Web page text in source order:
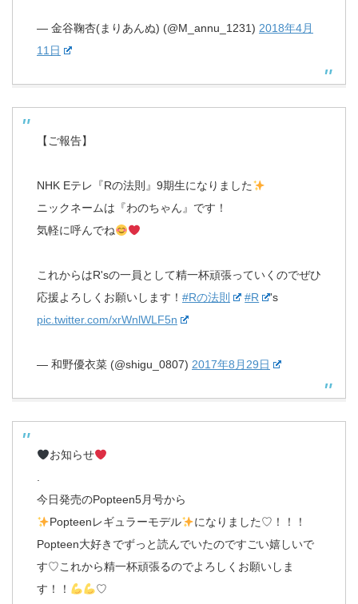
— 金谷鞠杏(まりあんぬ) (@M_annu_1231) 2018年4月
11日
【ご報告】
NHK Eテレ『Rの法則』9期生になりました
ニックネームは『わのちゃん』です！
気軽に呼んでね
これからはR'sの一員として精一杯頑張っていくのでぜひ
応援よろしくお願いします！ #Rの法則 #R
's
pic.twitter.com/xrWnlWLF5n
— 和野優衣菜 (@shigu_0807) 2017年8月29日
お知らせ
今日発売のPopteen5月号から
Popteenレギュラーモデル
になりました♡！！！
Popteen大好きでずっと読んでいたのですごい嬉しいで
す♡これから精一杯頑張るのでよろしくお願いしま
す！！
♡